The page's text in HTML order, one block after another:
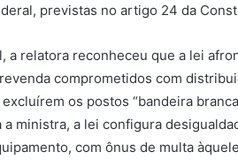
previstas no artigo 24 da
relatora reconheceu que a lei
comprometidos com
os postos “bandeira
ministra, a lei configura
com ônus de multa